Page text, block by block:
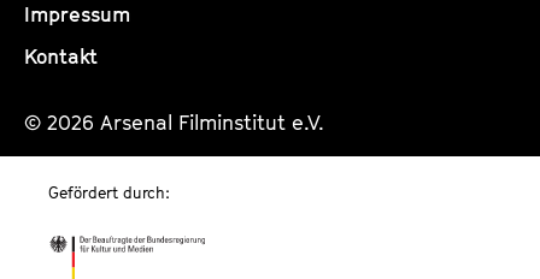
Impressum
Kontakt
© 2026 Arsenal Filminstitut e.V.
Gefördert durch: